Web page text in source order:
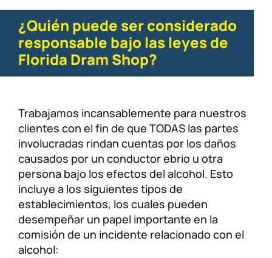
¿Quién puede ser considerado
responsable bajo las leyes de
Florida Dram Shop?
Trabajamos incansablemente para nuestros
clientes con el fin de que TODAS las partes
involucradas rindan cuentas por los daños
causados ​​por un conductor ebrio u otra
persona bajo los efectos del alcohol. Esto
incluye a los siguientes tipos de
establecimientos, los cuales pueden
desempeñar un papel importante en la
comisión de un incidente relacionado con el
alcohol: